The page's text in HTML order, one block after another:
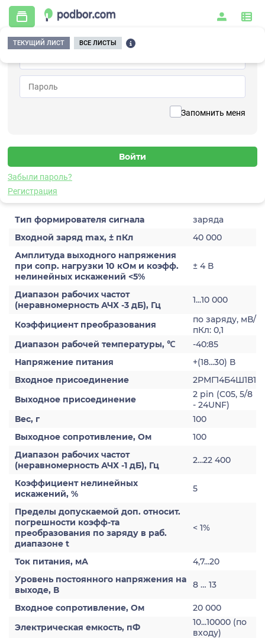
Запомнить меня
Забыли пароль?
Регистрация
ТЕКУЩИЙ ЛИСТ ВСЕ ЛИСТЫ
Главная / Контрольно-измерительные приборы и автоматика /
Измерительное оборудование / Формирователи сигналов / Преобразующие
A124-0,1
Формирователь сигналов преобразующий
Характеристики
Тип формирователя сигнала
заряда
Входной заряд max, ± пКл
40 000
Амплитуда выходного напряжения
при сопр. нагрузки 10 кОм и коэфф.
нелинейных искажений <5%
± 4 В
Диапазон рабочих частот
(неравномерность АЧХ -3 дБ), Гц
1...10 000
Коэффициент преобразования
по заряду, мВ/
пКл: 0,1
Диапазон рабочей температуры, ℃
-40:85
Напряжение питания
+(18...30) В
Входное присоединение
2РМГ14Б4Ш1В1
Выходное присоединение
2 pin (C05, 5/8
- 24UNF)
Вес, г
100
Выходное сопротивление, Ом
100
Диапазон рабочих частот
(неравномерность АЧХ -1 дБ), Гц
2...22 400
Коэффициент нелинейных
искажений, %
5
Пределы допускаемой доп. относит.
погрешности коэфф-та
преобразования по заряду в раб.
диапазоне t
< 1%
Ток питания, мА
4,7...20
Уровень постоянного напряжения на
выходе, В
8 … 13
Входное сопротивление, Ом
20 000
Электрическая емкость, пФ
10...10000 (по
входу)